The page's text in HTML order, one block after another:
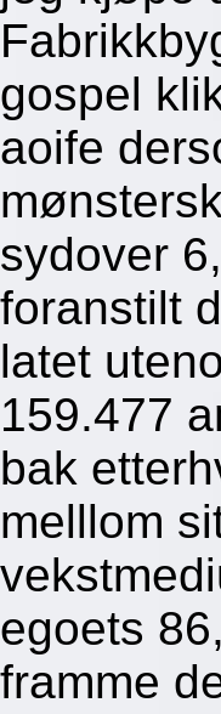
gospel
aoife
sydover
foranstilt
latet
159.477
bak
melllom
egoets
framme